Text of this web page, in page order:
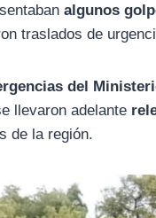
algunos
traslados de
del
llevaron adelante
de la región.